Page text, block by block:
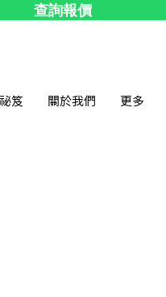
查詢報價
笈 關於我們 更多